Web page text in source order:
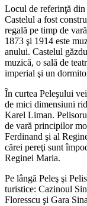
Locul de referinţă din
Castelul a fost
regală pe timp de
1873 şi 1914 este
anului. Castelul
muzică, o sală de
imperial şi un
În curtea Peleşului
de mici dimensiuni
Karel Liman.
de vară principilor
Ferdinand şi al
cărei pereţi sunt
Reginei Maria.
Pe lângă Peleş şi
turistice: Cazinoul
Floresscu şi Gara